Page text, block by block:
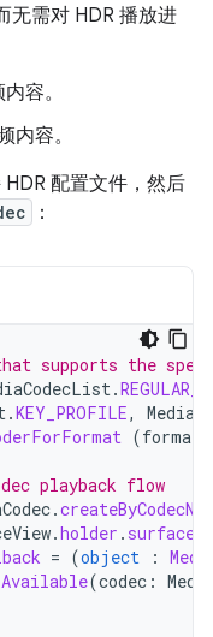
无需对 HDR 播放进
容。
内容。
配置文件，然后
：
supports the
.
.KEY_PROFILE,
(format
playback flow
.
.holder . surface
= (object :
(codec :